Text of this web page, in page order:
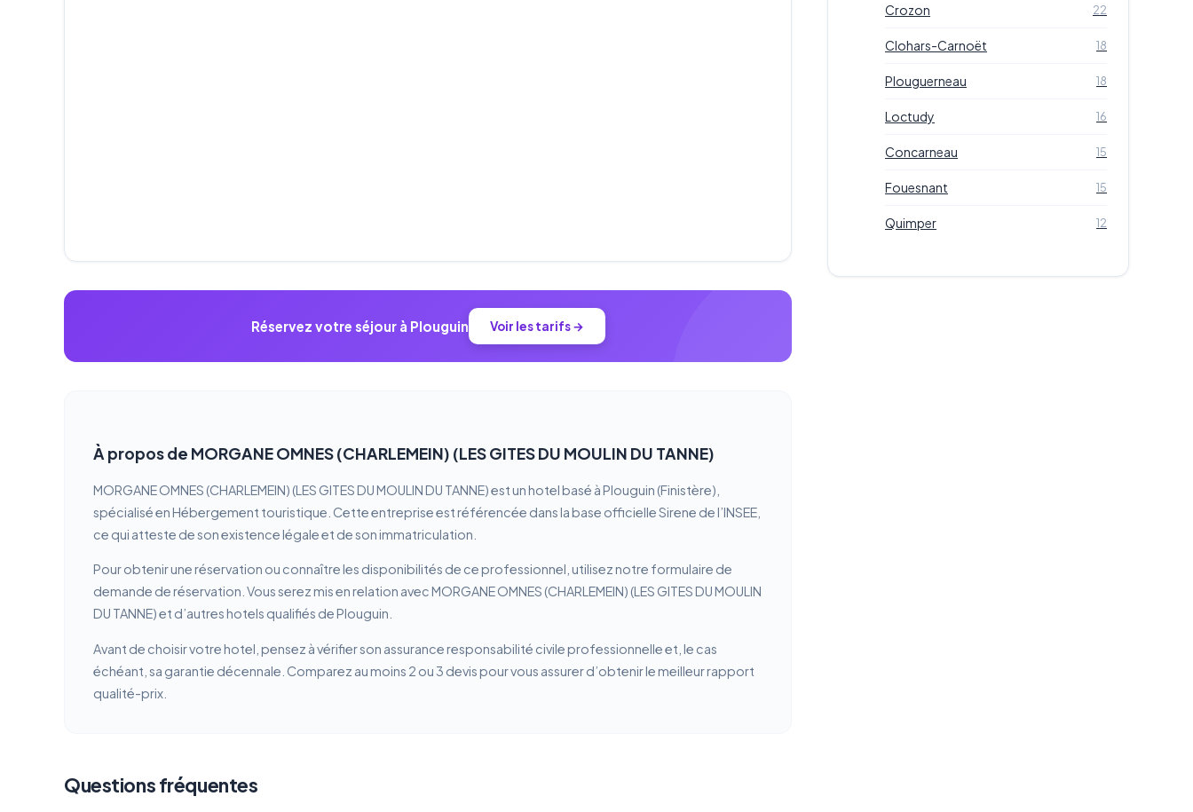
Réservez votre séjour à Plouguin Voir les tarifs →
À propos de MORGANE OMNES (CHARLEMEIN) (LES GITES DU MOULIN DU TANNE)
MORGANE OMNES (CHARLEMEIN) (LES GITES DU MOULIN DU TANNE) est un hotel basé à Plouguin (Finistère),
spécialisé en Hébergement touristique. Cette entreprise est référencée dans la base officielle Sirene de l’INSEE,
ce qui atteste de son existence légale et de son immatriculation.
Pour obtenir une réservation ou connaître les disponibilités de ce professionnel, utilisez notre formulaire de
demande de réservation. Vous serez mis en relation avec MORGANE OMNES (CHARLEMEIN) (LES GITES DU MOULIN
DU TANNE) et d’autres hotels qualifiés de Plouguin.
Avant de choisir votre hotel, pensez à vérifier son assurance responsabilité civile professionnelle et, le cas
échéant, sa garantie décennale. Comparez au moins 2 ou 3 devis pour vous assurer d’obtenir le meilleur rapport
qualité-prix.
Questions fréquentes
Crozon 22
Clohars-Carnoët 18
Plouguerneau 18
Loctudy 16
Concarneau 15
Fouesnant 15
Quimper 12